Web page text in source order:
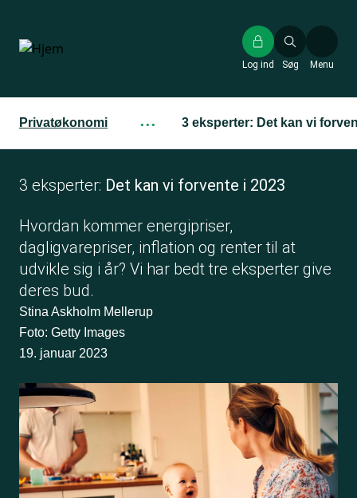
hovedindhold
Søg
Log ind Menu
Privatøkonomi ··· 3 eksperter: Det kan vi
3 eksperter: Det kan vi forvente i 2023
Hvordan kommer energipriser,
dagligvarepriser, inflation og renter til at
udvikle sig i år? Vi har bedt tre eksperter give
deres bud.
Stina Askholm Mellerup
Foto: Getty Images
19. januar 2023